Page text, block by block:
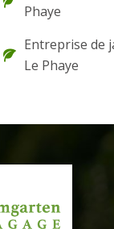
Phaye
Entreprise de
Le Phaye